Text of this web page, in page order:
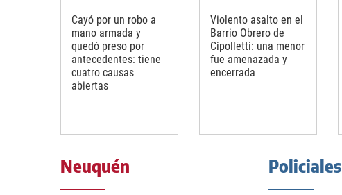
Cayó por un robo a
mano armada y
quedó preso por
antecedentes: tiene
cuatro causas
abiertas
Violento asalto en el
Barrio Obrero de
Cipolletti: una menor
fue amenazada y
encerrada
Neuquén Policiales